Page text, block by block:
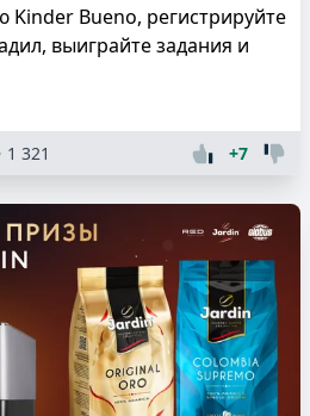
Kinder Bueno, регистрируйте
выиграйте задания и
1 321 +7